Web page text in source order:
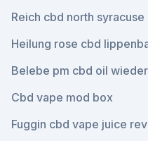
Reich cbd north syracuse
Heilung rose cbd
Belebe pm cbd oil wieder
Cbd vape mod box
Fuggin cbd vape juice